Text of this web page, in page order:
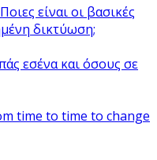
Ποιες είναι οι βασικές
δικτύωση;
εσένα και όσους σε
time to time to change